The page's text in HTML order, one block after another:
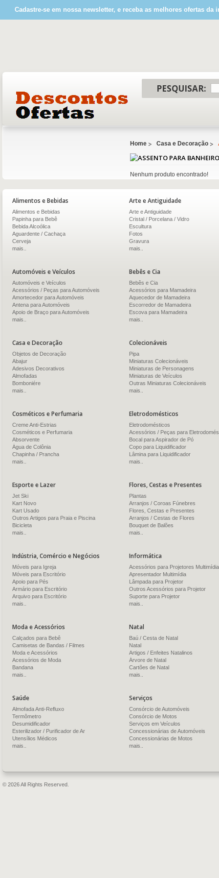
Cadastre-se em nossa newsletter, e receba as melhores ofertas da
PESQUISAR:
Home Casa e Decoração
Nenhum produto encontrado!
Alimentos e Bebidas
Alimentos e Bebidas
Papinha para Bebê
Bebida Alcoólica
Aguardente / Cachaça
Cerveja
mais..
Arte e Antiguidade
Arte e Antiguidade
Cristal / Porcelana / Vidro
Escultura
Fotos
Gravura
mais..
Automóveis e Veículos
Automóveis e Veículos
Acessórios / Peças para Automóveis
Amortecedor para Automóveis
Antena para Automóveis
Apoio de Braço para Automóveis
mais..
Bebês e Cia
Bebês e Cia
Acessórios para Mamadeira
Aquecedor de Mamadeira
Escorredor de Mamadeira
Escova para Mamadeira
mais..
Casa e Decoração
Objetos de Decoração
Abajur
Adesivos Decorativos
Almofadas
Bomboniére
mais..
Colecionáveis
Pipa
Miniaturas Colecionáveis
Miniaturas de Personagens
Miniaturas de Veículos
Outras Miniaturas Colecionáveis
mais..
Cosméticos e Perfumaria
Creme Anti-Estrias
Cosméticos e Perfumaria
Absorvente
Água de Colônia
Chapinha / Prancha
mais..
Eletrodomésticos
Eletrodomésticos
Acessórios / Peças para
Bocal para Aspirador de Pó
Copo para Liquidificador
Lâmina para Liquidificador
mais..
Esporte e Lazer
Jet Ski
Kart Novo
Kart Usado
Outros Artigos para Praia e Piscina
Bicicleta
mais..
Flores, Cestas e Presentes
Plantas
Arranjos / Coroas Fúnebres
Flores, Cestas e Presentes
Arranjos / Cestas de Flores
Bouquet de Balões
mais..
Indústria, Comércio e Negócios
Móveis para Igreja
Móveis para Escritório
Apoio para Pés
Armário para Escritório
Arquivo para Escritório
mais..
Informática
Acessórios para Projetores Multimídia
Apresentador Multimídia
Lâmpada para Projetor
Outros Acessórios para Projetor
Suporte para Projetor
mais..
Moda e Acessórios
Calçados para Bebê
Camisetas de Bandas / Filmes
Moda e Acessórios
Acessórios de Moda
Bandana
mais..
Natal
Baú / Cesta de Natal
Natal
Artigos / Enfeites Natalinos
Árvore de Natal
Cartões de Natal
mais..
Saúde
Almofada Anti-Refluxo
Termômetro
Desumidificador
Esterilizador / Purificador de Ar
Utensílios Médicos
mais..
Serviços
Consórcio de Automóveis
Consórcio de Motos
Serviços em Veículos
Concessionárias de Automóveis
Concessionárias de Motos
mais..
© 2026 All Rights Reserved.